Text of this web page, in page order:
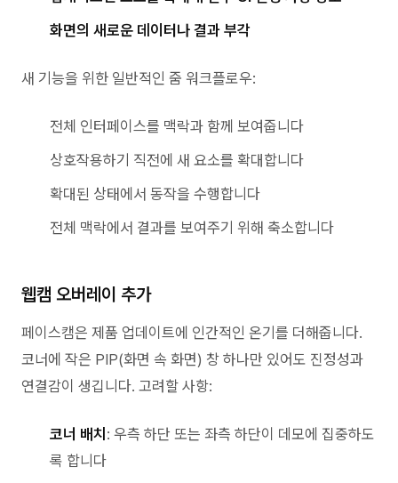
화면의 새로운 데이터나 결과 부각
새 기능을 위한 일반적인 줌 워크플로우:
전체 인터페이스를 맥락과 함께 보여줍니다
상호작용하기 직전에 새 요소를 확대합니다
확대된 상태에서 동작을 수행합니다
전체 맥락에서 결과를 보여주기 위해 축소합니다
웹캠 오버레이 추가
페이스캠은 제품 업데이트에 인간적인 온기를 더해줍니다.
코너에 작은 PIP(화면 속 화면) 창 하나만 있어도 진정성과
연결감이 생깁니다. 고려할 사항:
코너 배치 : 우측 하단 또는 좌측 하단이 데모에 집중하도
록 합니다